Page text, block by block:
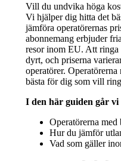
Vill du undvika höga
Vi hjälper dig hitta det
jämföra operatörernas
abonnemang erbjuder
resor inom EU. Att
dyrt, och priserna
operatörer.
bästa för dig som vill
I den här guiden går vi
Operatörerna med
Hur du jämför
Vad som gäller